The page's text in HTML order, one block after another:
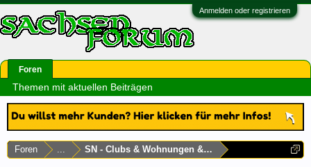
Anmelden oder registrieren
Foren ... SN - Clubs & Wohnungen & Laufhäuser
Foren
Themen mit aktuellen Beiträgen